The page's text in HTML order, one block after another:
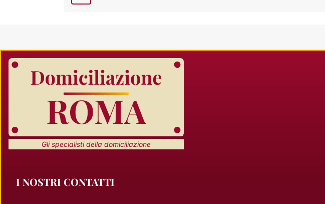
Gli specialisti della domiciliazione
I NOSTRI CONTATTI